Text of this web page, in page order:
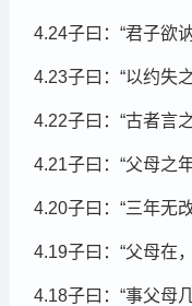
4.24子曰：“君子欲
4.23子曰：“以约失
4.22子曰：“古者言
4.20子曰：“三年无
4.19子曰：“父母在